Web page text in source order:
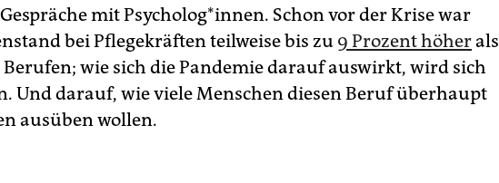
mit Psy­cho­log*in­nen. Schon vor der Krise war
bei Pflegekräften teilweise bis zu 9 Prozent höherals
wie sich die Pandemie darauf auswirkt, wird sich
Und darauf, wie viele Menschen diesen Beruf überhaupt
ausüben wollen.